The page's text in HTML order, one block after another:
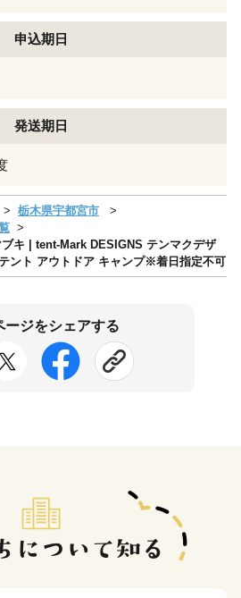
申込期日
発送期日
栃木県宇都宮市
キ | tent-Mark DESIGNS テンマクデザ
ント アウトドア キャンプ※着日指定不可
ージをシェアする